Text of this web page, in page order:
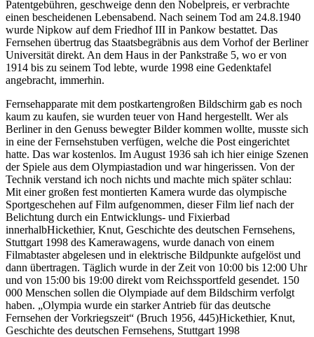
Patentgebühren, geschweige denn den Nobelpreis, er verbrachte
einen bescheidenen Lebensabend. Nach seinem Tod am 24.8.1940
wurde Nipkow auf dem Friedhof III in Pankow bestattet. Das
Fernsehen übertrug das Staatsbegräbnis aus dem Vorhof der Berliner
Universität direkt. An dem Haus in der Pankstraße 5, wo er von
1914 bis zu seinem Tod lebte, wurde 1998 eine Gedenktafel
angebracht, immerhin.
Fernsehapparate mit dem postkartengroßen Bildschirm gab es noch
kaum zu kaufen, sie wurden teuer von Hand hergestellt. Wer als
Berliner in den Genuss bewegter Bilder kommen wollte, musste sich
in eine der Fernsehstuben verfügen, welche die Post eingerichtet
hatte. Das war kostenlos. Im August 1936 sah ich hier einige Szenen
der Spiele aus dem Olympiastadion und war hingerissen. Von der
Technik verstand ich noch nichts und machte mich später schlau:
Mit einer großen fest montierten Kamera wurde das olympische
Sportgeschehen auf Film aufgenommen, dieser Film lief nach der
Belichtung durch ein Entwicklungs- und Fixierbad
innerhalbHickethier, Knut, Geschichte des deutschen Fernsehens,
Stuttgart 1998 des Kamerawagens, wurde danach von einem
Filmabtaster abgelesen und in elektrische Bildpunkte aufgelöst und
dann übertragen. Täglich wurde in der Zeit von 10:00 bis 12:00 Uhr
und von 15:00 bis 19:00 direkt vom Reichssportfeld gesendet. 150
000 Menschen sollen die Olympiade auf dem Bildschirm verfolgt
haben.
Olympia wurde ein starker Antrieb für das deutsche
Fernsehen der Vorkriegszeit
(Bruch 1956, 445)Hickethier, Knut,
Geschichte des deutschen Fernsehens, Stuttgart 1998